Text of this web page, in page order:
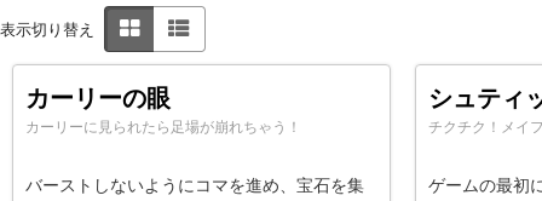
表示切り替え
カーリーの眼
カーリーに見られたら足場が崩れちゃう！
バーストしないようにコマを進め、宝石を集
シュティ
ゲームの最初